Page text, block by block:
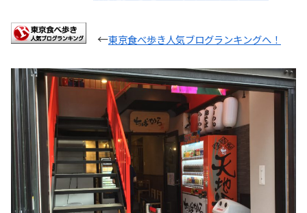
←東京食べ歩き人気ブログランキングへ！